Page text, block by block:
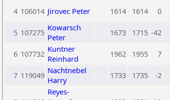
4 106014 Jirovec Peter 1614 1614 0
5 107275 Kowarsch
Peter
1673 1715 -42
6 107732 Kuntner
Reinhard
1962 1955 7
7 119049 Nachtnebel
Harry
1733 1735 -2
Reyes-